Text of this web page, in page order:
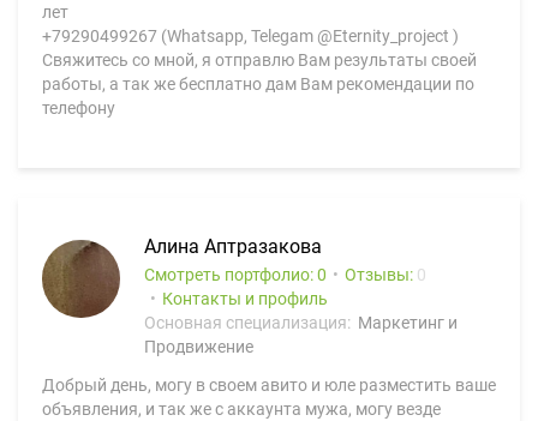
лет
+79290499267 (Whatsapp, Telegam @Eternity_project )
Свяжитесь со мной, я отправлю Вам результаты своей
работы, а так же бесплатно дам Вам рекомендации по
телефону
Алина Аптразакова
Смотреть портфолио: 0 Отзывы: 0
Контакты и профиль
Основная специализация: Маркетинг и
Продвижение
Добрый день, могу в своем авито и юле разместить ваше
объявления, и так же с аккаунта мужа, могу везде